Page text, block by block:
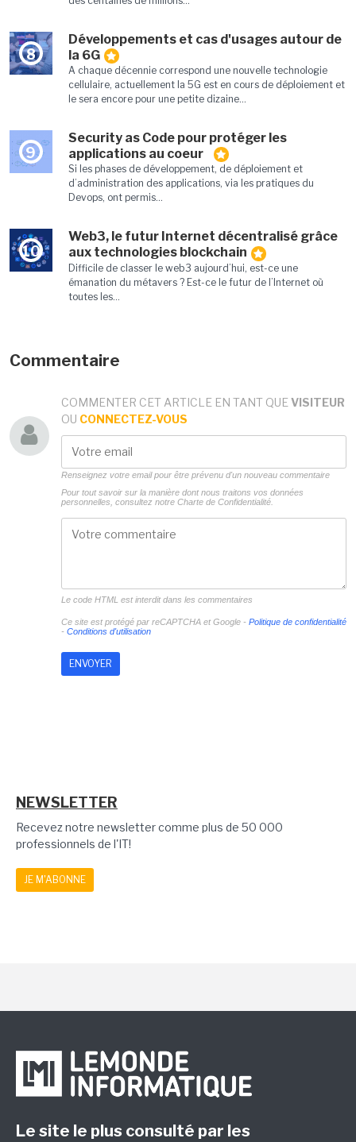
8
Développements et cas d'usages autour de
la 6G
A chaque décennie correspond une nouvelle technologie
cellulaire, actuellement la 5G est en cours de déploiement et
le sera encore pour une petite dizaine...
9
Security as Code pour protéger les
applications au coeur
Si les phases de développement, de déploiement et
d’administration des applications, via les pratiques du
Devops, ont permis...
10
Web3, le futur Internet décentralisé grâce
aux technologies blockchain
Difficile de classer le web3 aujourd’hui, est-ce une
émanation du métavers ? Est-ce le futur de l’Internet où
toutes les...
Commentaire
COMMENTER CET ARTICLE EN TANT QUE VISITEUR
OU CONNECTEZ-VOUS
Renseignez votre email pour être prévenu d'un nouveau commentaire
Pour tout savoir sur la manière dont nous traitons vos données
personnelles, consultez notre Charte de Confidentialité.
Le code HTML est interdit dans les commentaires
Ce site est protégé par reCAPTCHA et Google - Politique de confidentialité
- Conditions d'utilisation
NEWSLETTER
Recevez notre newsletter comme plus de 50 000
professionnels de l'IT!
JE M'ABONNE
Le site le plus consulté par les